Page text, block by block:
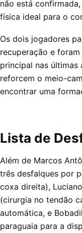
não está
física ideal para o
Os dois jogadores
recuperação e
principal nas últimas
reforcem o meio-
encontrar uma
Lista de
Além de Marcos
três desfalques por
coxa direita),
(cirurgia no tendão
automática, e
paraguaia para a